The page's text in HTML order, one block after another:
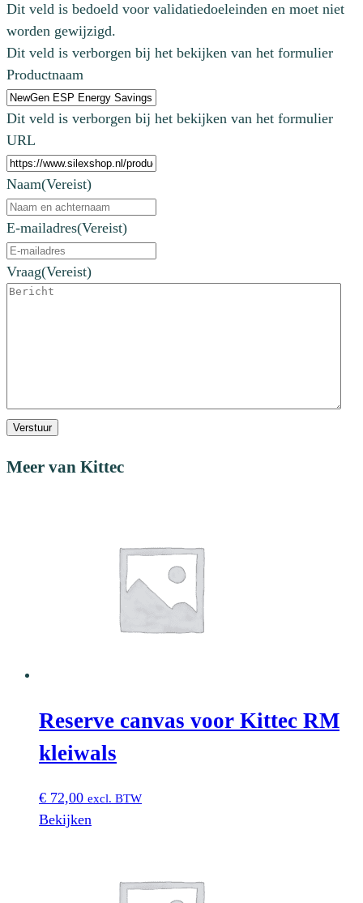
Dit veld is bedoeld voor validatiedoeleinden en moet niet
worden gewijzigd.
Dit veld is verborgen bij het bekijken van het formulier
Productnaam
Dit veld is verborgen bij het bekijken van het formulier
URL
Naam(Vereist)
E-mailadres(Vereist)
Vraag(Vereist)
Verstuur
Meer van Kittec
Reserve canvas voor Kittec RM
kleiwals
€ 72,00 excl. BTW
Bekijken